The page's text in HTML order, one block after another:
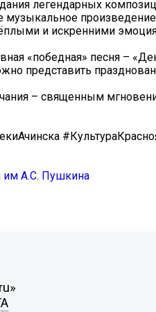
легендарных
и искренними
«победная» песня –
представить
– священным
им А.С. Пушкина